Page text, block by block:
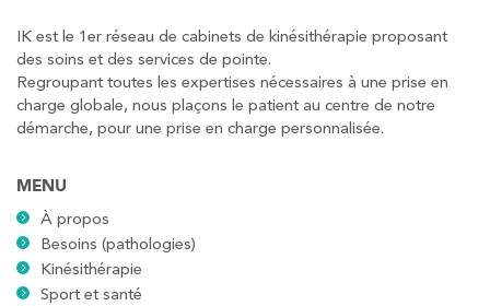
IK est le 1er réseau de cabinets de kinésithérapie proposant
des soins et des services de pointe.
Regroupant toutes les expertises nécessaires à une prise en
charge globale, nous plaçons le patient au centre de notre
démarche, pour une prise en charge personnalisée.
MENU
À propos
Besoins (pathologies)
Kinésithérapie
Sport et santé